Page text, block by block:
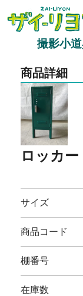
撮影小
商品詳細
ロッカー
サイズ
商品コード
棚番号
在庫数